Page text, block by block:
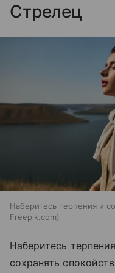
Стрелец
Наберитесь терпения и
Freepik.com
Наберитесь
сохранять